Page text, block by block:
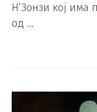
Н’Зонзи кој има
од …